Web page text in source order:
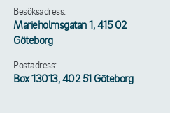
Besöksadress:
Marieholmsgatan 1, 415 02
Göteborg
Postadress:
Box 13013, 402 51 Göteborg